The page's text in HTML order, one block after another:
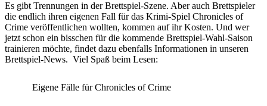
Es gibt Trennungen in der Brettspiel-Szene. Aber auch Brettspieler
die endlich ihren eigenen Fall für das Krimi-Spiel Chronicles of
Crime veröffentlichen wollten, kommen auf ihr Kosten. Und wer
jetzt schon ein bisschen für die kommende Brettspiel-Wahl-Saison
trainieren möchte, findet dazu ebenfalls Informationen in unseren
Brettspiel-News. Viel Spaß beim Lesen:
Eigene Fälle für Chronicles of Crime